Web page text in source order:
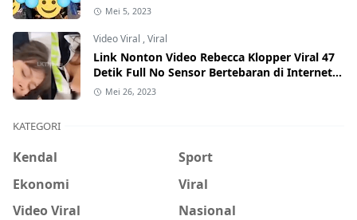
Mei 5, 2023
Video Viral ,Viral
Link Nonton Video Rebecca Klopper Viral 47
Detik Full No Sensor Bertebaran di Internet,
Hati-Hati Phising!
Mei 26, 2023
KATEGORI
Kendal
Sport
Ekonomi
Viral
Video Viral
Nasional